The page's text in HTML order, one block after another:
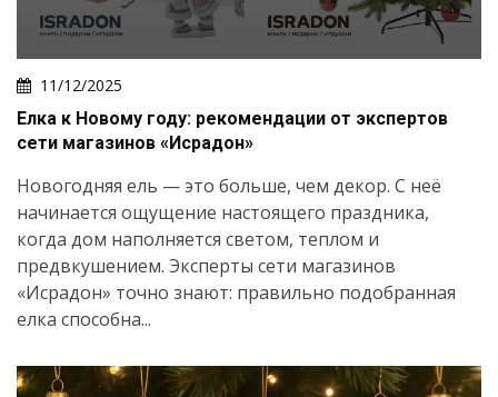
11/12/2025
Елка к Новому году: рекомендации от экспертов
сети магазинов «Исрадон»
Новогодняя ель — это больше, чем декор. С неё
начинается ощущение настоящего праздника,
когда дом наполняется светом, теплом и
предвкушением. Эксперты сети магазинов
«Исрадон» точно знают: правильно подобранная
елка способна...